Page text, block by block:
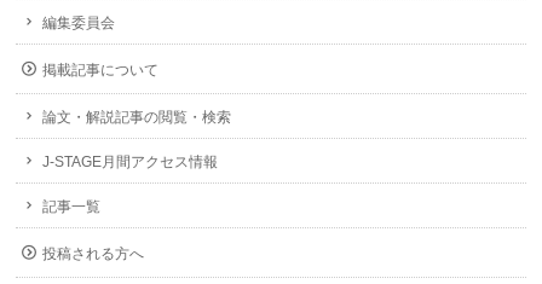
編集委員会
掲載記事について
論文・解説記事の閲覧・検索
J-STAGE月間アクセス情報
記事一覧
投稿される方へ